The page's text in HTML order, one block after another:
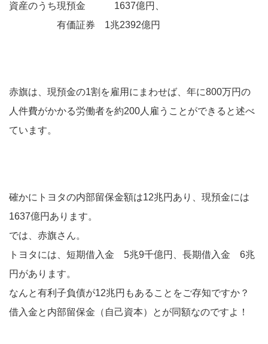
資産のうち現預金 1637億円、
有価証券 1兆2392億円
赤旗は、現預金の1割を雇用にまわせば、年に800万円の
人件費がかかる労働者を約200人雇うことができると述べ
ています。
確かにトヨタの内部留保金額は12兆円あり、現預金には
1637億円あります。
では、赤旗さん。
トヨタには、短期借入金 5兆9千億円、長期借入金 6兆
円があります。
なんと有利子負債が12兆円もあることをご存知ですか？
借入金と内部留保金（自己資本）とが同額なのですよ！